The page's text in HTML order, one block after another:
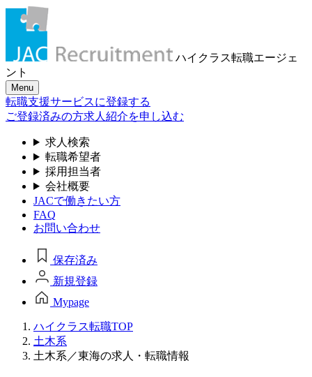
ハイクラス転職エージェ
ント
Menu
転職支援サービスに登録する
ご登録済みの方求人紹介を申し込む
求人検索
転職希望者
採用担当者
会社概要
JACで働きたい方
FAQ
お問い合わせ
保存済み
新規登録
Mypage
ハイクラス転職TOP
土木系
土木系／東海の求人・転職情報